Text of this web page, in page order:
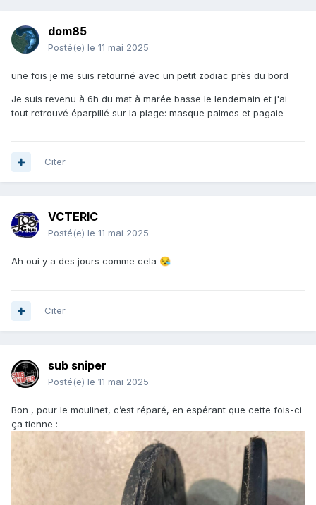
dom85
Posté(e) le 11 mai 2025
une fois je me suis retourné avec un petit zodiac près du bord
Je suis revenu à 6h du mat à marée basse le lendemain et j'ai
tout retrouvé éparpillé sur la plage: masque palmes et pagaie
Citer
VCTERIC
Posté(e) le 11 mai 2025
Ah oui y a des jours comme cela 😪
Citer
sub sniper
Posté(e) le 11 mai 2025
Bon , pour le moulinet, c’est réparé, en espérant que cette fois-ci
ça tienne :